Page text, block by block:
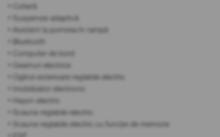
• Cotieră
• Suspensie adaptivă
• Asistent la pornirea în rampă
• Bluetooth
• Computer de bord
• Geamuri electrice
• Oglinzi exterioare reglabile electric
• Imobilizator electronic
• Hayon electric
• Scaune reglabile electric
• Scaune reglabile electric cu funcție de memorie